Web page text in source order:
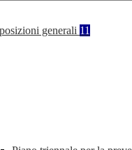
generali 11